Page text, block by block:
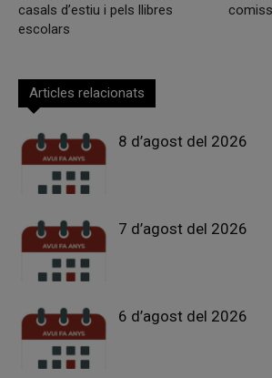
casals d’estiu i pels llibres
escolars
Articles relacionats
8 d’agost del 2026
7 d’agost del 2026
6 d’agost del 2026